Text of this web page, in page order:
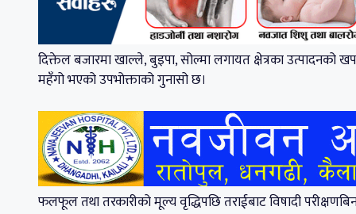
दिक्तेल बजारमा खाल्ले, बुइपा, सोल्मा लगायत क्षेत्रका
महँगो भएको उपभोक्ताको गुनासो छ।
फलफूल तथा तरकारीको मूल्य वृद्धिपछि तराईबाट विषादी